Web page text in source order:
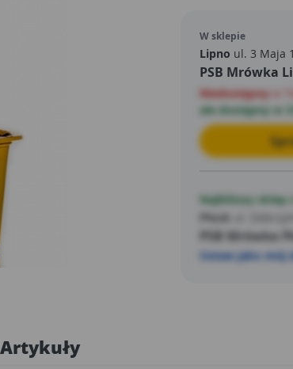
efektywności
narcyza na
zacienionym
W sklepie
Lipno ul. 3 Maja
PSB Mrówka
Niedostępny w
ale dostępny w
Najbliższy sklep
Płock
PSB Mrówka
Ustaw jako mój
Artykuły